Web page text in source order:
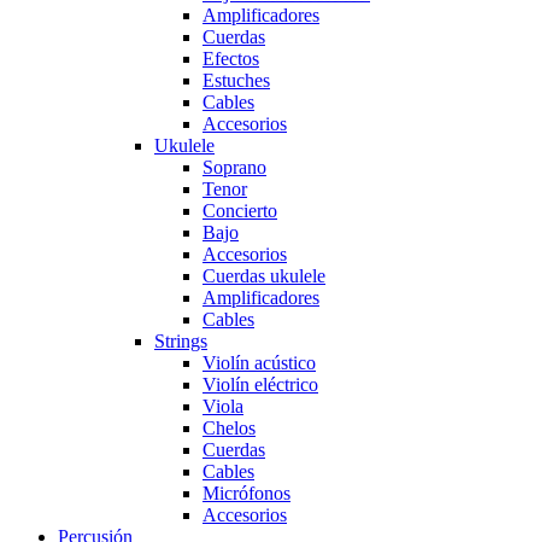
Amplificadores
Cuerdas
Efectos
Estuches
Cables
Accesorios
Ukulele
Soprano
Tenor
Concierto
Bajo
Accesorios
Cuerdas ukulele
Amplificadores
Cables
Strings
Violín acústico
Violín eléctrico
Viola
Chelos
Cuerdas
Cables
Micrófonos
Accesorios
Percusión